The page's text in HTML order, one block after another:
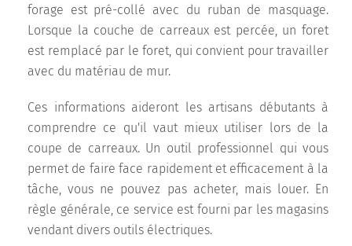
forage est pré-collé avec du ruban de masquage.
Lorsque la couche de carreaux est percée, un foret
est remplacé par le foret, qui convient pour travailler
avec du matériau de mur.
Ces informations aideront les artisans débutants à
comprendre ce qu'il vaut mieux utiliser lors de la
coupe de carreaux. Un outil professionnel qui vous
permet de faire face rapidement et efficacement à la
tâche, vous ne pouvez pas acheter, mais louer. En
règle générale, ce service est fourni par les magasins
vendant divers outils électriques.